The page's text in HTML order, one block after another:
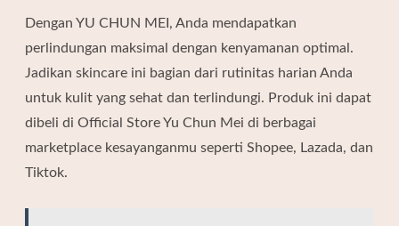
Dengan YU CHUN MEI, Anda mendapatkan
perlindungan maksimal dengan kenyamanan optimal.
Jadikan skincare ini bagian dari rutinitas harian Anda
untuk kulit yang sehat dan terlindungi. Produk ini dapat
dibeli di Official Store Yu Chun Mei di berbagai
marketplace kesayanganmu sepertiShopee, Lazada, dan
Tiktok.